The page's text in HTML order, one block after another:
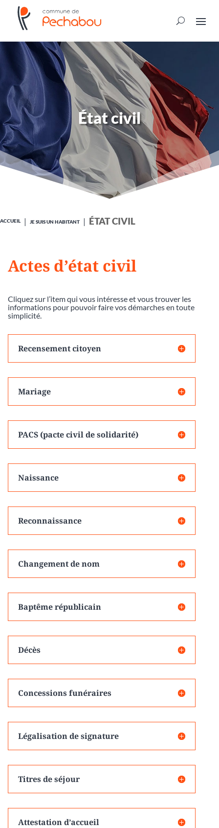
État civil
ACCUEIL JE SUIS UN HABITANT ÉTAT CIVIL
Actes d’état civil
Cliquez sur l’item qui vous intéresse et vous trouver les
informations pour pouvoir faire vos démarches en toute
simplicité.
Recensement citoyen
Mariage
PACS (pacte civil de solidarité)
Naissance
Reconnaissance
Changement de nom
Baptême républicain
Décès
Concessions funéraires
Légalisation de signature
Titres de séjour
Attestation d’accueil